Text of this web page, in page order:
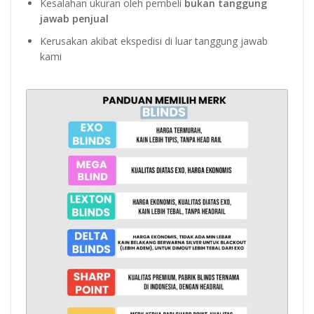
Kesalahan ukuran oleh pembeli bukan tanggung
jawab penjual
Kerusakan akibat ekspedisi di luar tanggung jawab
kami